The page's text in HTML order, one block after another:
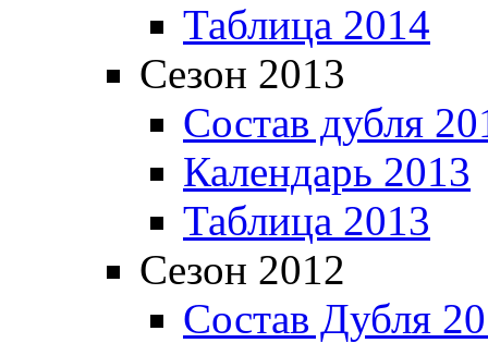
Таблица 2014
Сезон 2013
Состав дубля
Календарь 2013
Таблица 2013
Сезон 2012
Состав Дубля